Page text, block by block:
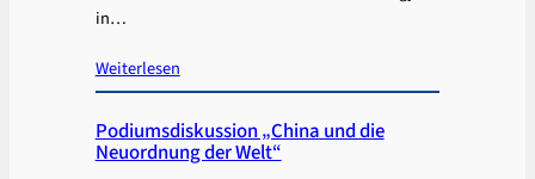
in…
Weiterlesen
Podiumsdiskussion „China und die
Neuordnung der Welt“